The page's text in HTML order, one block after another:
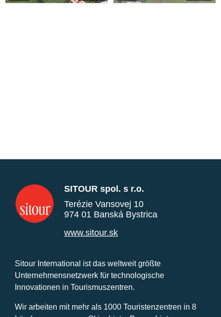
SITOUR spol. s r.o.
Terézie Vansovej 10
974 01 Banská Bystrica
www.sitour.sk
Sitour International ist das weltweit größte
Unternehmensnetzwerk für technologische
Innovationen in Tourismuszentren.
Wir arbeiten mit mehr als 1000 Touristenzentren in 8